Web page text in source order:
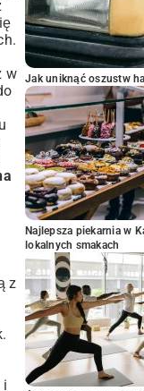
w
z
i
Jak uniknąć oszustw
Najlepsza piekarnia w
lokalnych smakach